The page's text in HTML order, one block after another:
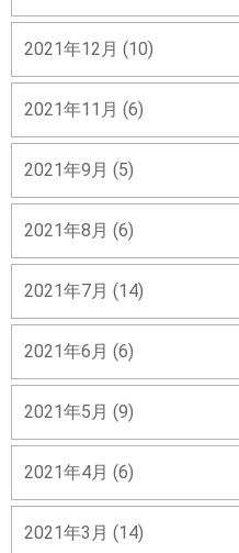
2021年12月 (10)
2021年11月 (6)
2021年9月 (5)
2021年8月 (6)
2021年7月 (14)
2021年6月 (6)
2021年5月 (9)
2021年4月 (6)
2021年3月 (14)